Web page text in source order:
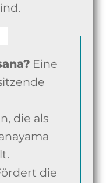
Eine
die als
die